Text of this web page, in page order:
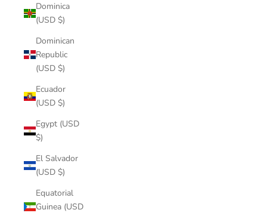
Dominica
(USD $)
Dominican
Republic
(USD $)
Ecuador
(USD $)
Egypt (USD
$)
El Salvador
(USD $)
Equatorial
Guinea (USD